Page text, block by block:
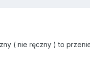
( nie ręczny ) to